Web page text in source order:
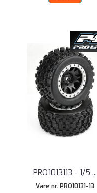
PRO1013113 - 1/5 ...
Vare nr. PRO10131-13